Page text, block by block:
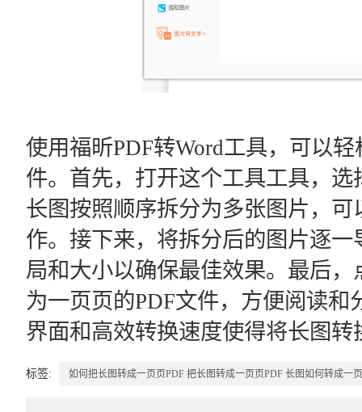
使用福昕PDF转Word工具，可以
件。首先，打开这个工具工具，选
长图按照顺序拆分为多张图片，
作。接下来，将拆分后的图片逐
局和大小以确保最佳效果。最后
为一页页的PDF文件，方便阅读
界面和高效转换速度使得将长图
标签: 如何把长图转成一页页PDF 把长图转成一页页PDF 长图如何转成一